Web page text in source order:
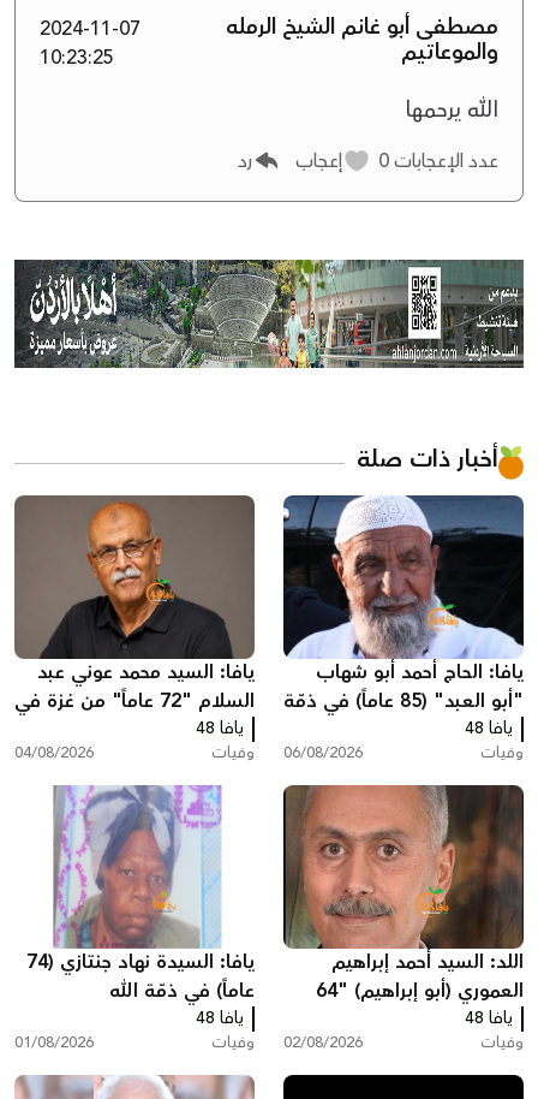
مصطفى أبو غانم الشيخ الرمله
والموعاتيم
2024-11-07
10:23:25
الله يرحمها
عدد الإعجابات إعجاب رد
أخبار ذات صلة
يافا: الحاج أحمد أبو شهاب
"أبو العبد" (85 عاماً) في ذمّة
الله
يافا 48
وفيات 06/08/2026
يافا: السيد محمد عوني عبد
السلام "72 عاماً" من غزة في
ذمّة الله
يافا 48
وفيات 04/08/2026
اللد: السيد أحمد إبراهيم
العموري (أبو إبراهيم) "64
عاماً" في ذمّة الله
يافا 48
وفيات 02/08/2026
يافا: السيدة نهاد جنتازي (74
عاماً) في ذمّة الله
يافا 48
وفيات 01/08/2026